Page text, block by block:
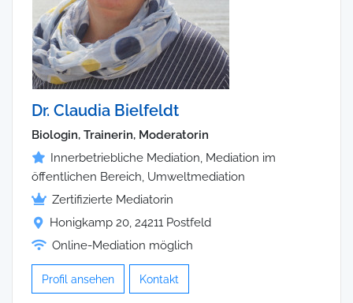
Dr. Claudia Bielfeldt
Biologin, Trainerin, Moderatorin
Innerbetriebliche Mediation, Mediation im
öffentlichen Bereich, Umweltmediation
Zertifizierte Mediatorin
Honigkamp 20, 24211 Postfeld
Online-Mediation möglich
Profil ansehen Kontakt